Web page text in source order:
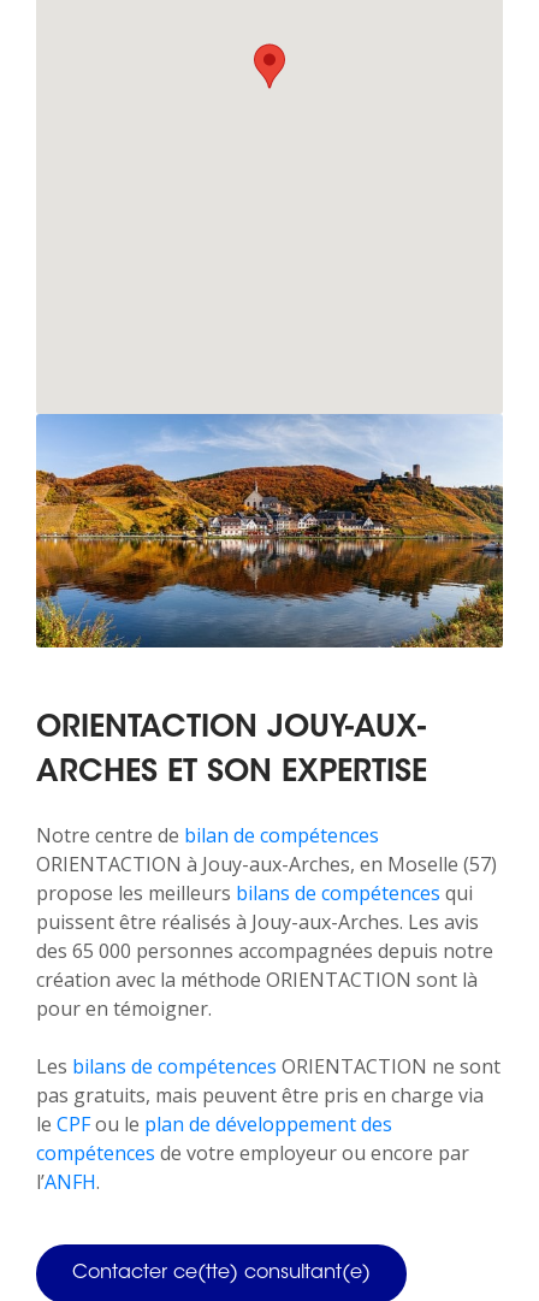
ORIENTACTION JOUY-AUX-
ARCHES ET SON EXPERTISE
Notre centre de bilan de compétences
ORIENTACTION à Jouy-aux-Arches, en Moselle (57)
propose les meilleurs bilans de compétences qui
puissent être réalisés à Jouy-aux-Arches. Les avis
des 65 000 personnes accompagnées depuis notre
création avec la méthode ORIENTACTION sont là
pour en témoigner.
Les bilans de compétences ORIENTACTION ne sont
pas gratuits, mais peuvent être pris en charge via
le CPFou le plan de développement des
compétences de votre employeur ou encore par
l’ANFH.
Contacter ce(tte) consultant(e)